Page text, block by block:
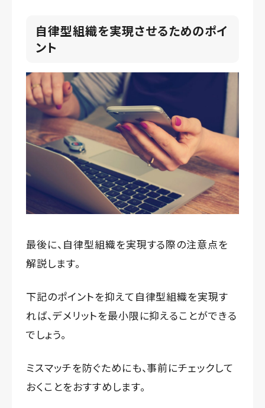
自律型組織を実現させるためのポイ
ント
最後に、自律型組織を実現する際の注意点を
解説します。
下記のポイントを抑えて自律型組織を実現す
れば、デメリットを最小限に抑えることができる
でしょう。
ミスマッチを防ぐためにも、事前にチェックして
おくことをおすすめします。